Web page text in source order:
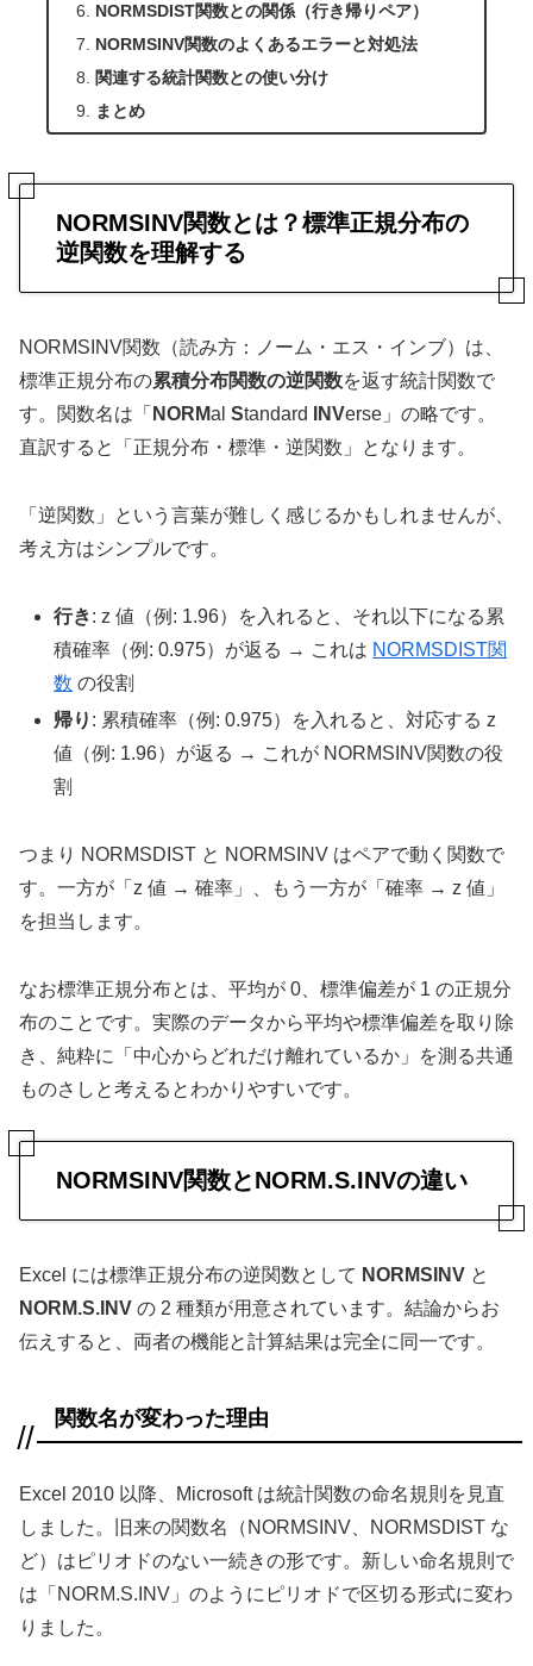
NORMSDIST関数との関係（行き帰りペア）
NORMSINV関数のよくあるエラーと対処法
関連する統計関数との使い分け
まとめ
NORMSINV関数とは？標準正規分布の
逆関数を理解する
NORMSINV関数（読み方：ノーム・エス・インブ）は、
標準正規分布の累積分布関数の逆関数を返す統計関数で
す。関数名は「 NORMal Standard INVerse」の略です。
直訳すると「正規分布・標準・逆関数」となります。
「逆関数」という言葉が難しく感じるかもしれませんが、
考え方はシンプルです。
行き: z 値（例: 1.96）を入れると、それ以下になる累
積確率（例: 0.975）が返る → これは NORMSDIST関
数 の役割
帰り : 累積確率（例: 0.975）を入れると、対応する z
値（例: 1.96）が返る → これが NORMSINV関数の役
割
つまり NORMSDIST と NORMSINV はペアで動く関数で
す。一方が「z 値 → 確率」、もう一方が「確率 → z 値」
を担当します。
なお標準正規分布とは、平均が 0、標準偏差が 1 の正規分
布のことです。実際のデータから平均や標準偏差を取り除
き、純粋に「中心からどれだけ離れているか」を測る共通
ものさしと考えるとわかりやすいです。
NORMSINV関数とNORM.S.INVの違い
Excel には標準正規分布の逆関数として NORMSINV と
NORM.S.INV の 2 種類が用意されています。結論からお
伝えすると、両者の機能と計算結果は完全に同一です。
関数名が変わった理由
Excel 2010 以降、Microsoft は統計関数の命名規則を見直
しました。旧来の関数名（NORMSINV、NORMSDIST な
ど）はピリオドのない一続きの形です。新しい命名規則で
は「NORM.S.INV」のようにピリオドで区切る形式に変わ
りました。